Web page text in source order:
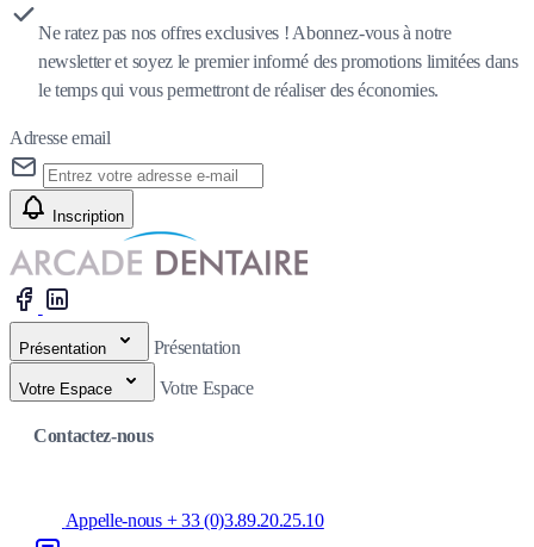
Ne ratez pas nos offres exclusives ! Abonnez-vous à notre
newsletter et soyez le premier informé des promotions limitées dans
le temps qui vous permettront de réaliser des économies.
Adresse email
Inscription
Présentation Présentation
Votre Espace Votre Espace
Contactez-nous
Appelle-nous + 33 (0)3.89.20.25.10